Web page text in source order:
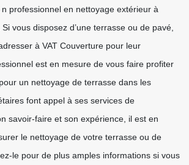
professionnel en nettoyage extérieur à
vous disposez d’une terrasse ou de pavé,
à VAT Couverture pour leur
est en mesure de vous faire profiter
un nettoyage de terrasse dans les
font appel à ses services de
savoir-faire et son expérience, il est en
le nettoyage de votre terrasse ou de
le pour de plus amples informations si vous